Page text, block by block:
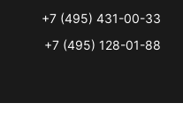
+7 (495) 431-00-33
+7 (495) 128-01-88